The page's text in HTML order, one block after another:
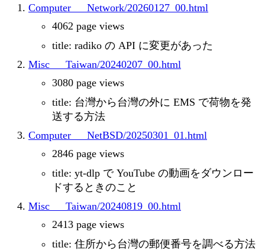
Computer___Network/20260127_00.html
4062 page views
title: radiko の API に変更があった
Misc___Taiwan/20240207_00.html
3080 page views
title: 台灣から台灣の外に EMS で荷物を発
送する方法
Computer___NetBSD/20250301_01.html
2846 page views
title: yt-dlp で YouTube の動画をダウンロー
ドするときのこと
Misc___Taiwan/20240819_00.html
2413 page views
title: 住所から台灣の郵便番号を調べる方法